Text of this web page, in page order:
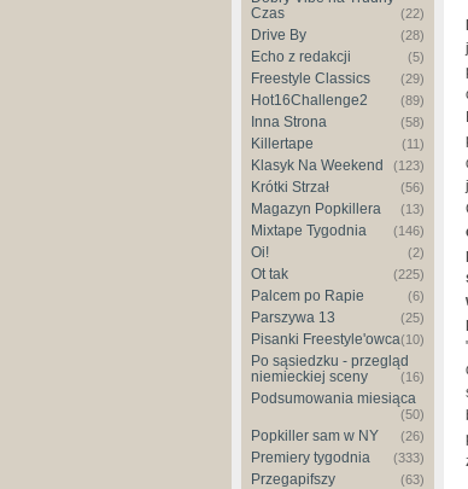
Czas
(22)
Drive By (28)
Echo z redakcji (5)
Freestyle Classics (29)
Hot16Challenge2 (89)
Inna Strona (58)
Killertape (11)
Klasyk Na Weekend (123)
Krótki Strzał (56)
Magazyn Popkillera (13)
Mixtape Tygodnia (146)
Oi! (2)
Ot tak (225)
Palcem po Rapie (6)
Parszywa 13 (25)
Pisanki Freestyle'owca(10)
Po sąsiedzku - przegląd
niemieckiej sceny
(16)
Podsumowania miesiąca
(50)
Popkiller sam w NY (26)
Premiery tygodnia (333)
Przegapifszy (63)